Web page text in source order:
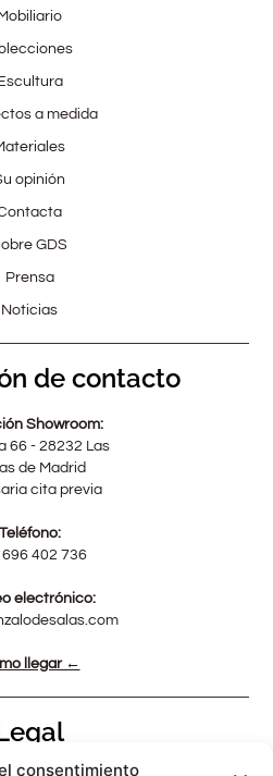
consentimiento
a medida
opinión
GDS
Prensa
Noticias
de contacto
Showroom:
66 - 28232 Las
de Madrid
cita previa
Teléfono:
402 736
electrónico:
llegar ←